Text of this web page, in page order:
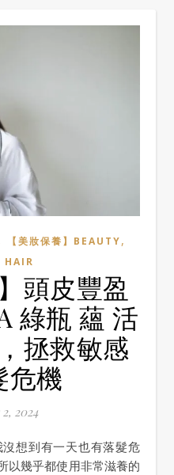
【美妝保養】BEAUTY,
HAIR
頭皮豐盈
綠瓶 蘊 活
拯救敏感
危機
2024
以幾乎都使用非常滋養的